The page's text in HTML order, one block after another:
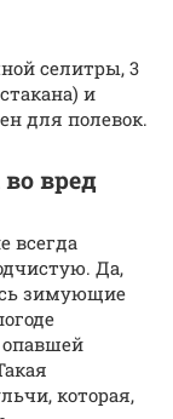
селитры, 3
и
для полевок.
вред
всегда
Да,
зимующие
которая,